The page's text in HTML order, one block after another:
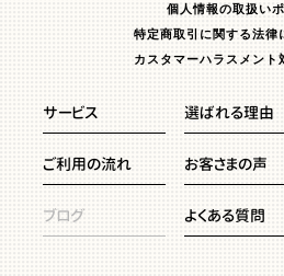
個人情報の取扱い
特定商取引に関する法律
カスタマーハラスメント
サービス 選ばれる理由
ご利用の流れ お客さまの声
ブログ よくある質問